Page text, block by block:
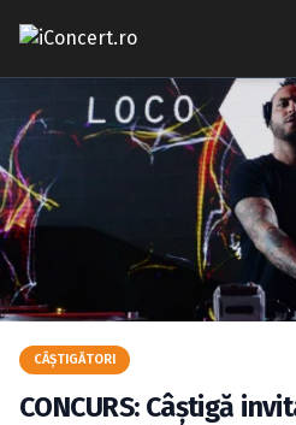
CONCERTE
FESTIVALURI
PETRECERI
ŞTIRI
RECENZII
CÂŞTIGĂTORI
CONCURS: Câştigă